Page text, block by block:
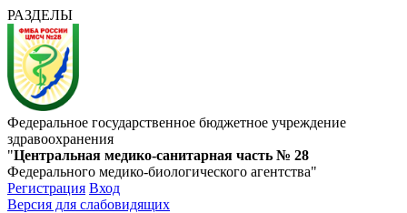
РАЗДЕЛЫ
Федеральное государственное бюджетное учреждение
здравоохранения
"Центральная медико-санитарная часть № 28
Федерального медико-биологического агентства"
Регистрация Вход
Версия для слабовидящих